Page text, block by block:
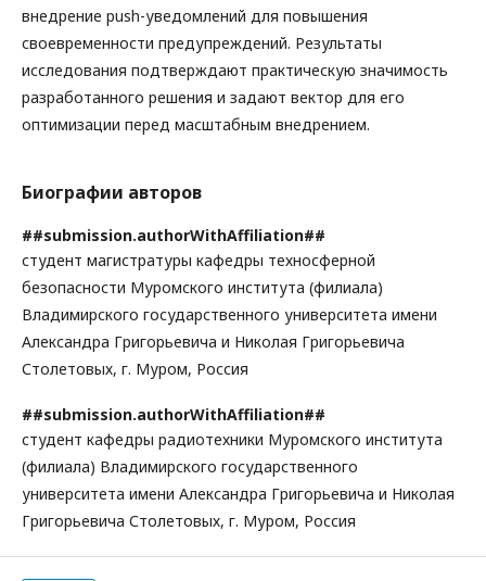
внедрение push-уведомлений для повышения
своевременности предупреждений. Результаты
исследования подтверждают практическую значимость
разработанного решения и задают вектор для его
оптимизации перед масштабным внедрением.
Биографии авторов
##submission.authorWithAffiliation##
студент магистратуры кафедры техносферной
безопасности Муромского института (филиала)
Владимирского государственного университета имени
Александра Григорьевича и Николая Григорьевича
Столетовых, г. Муром, Россия
##submission.authorWithAffiliation##
студент кафедры радиотехники Муромского института
(филиала) Владимирского государственного
университета имени Александра Григорьевича и Николая
Григорьевича Столетовых, г. Муром, Россия